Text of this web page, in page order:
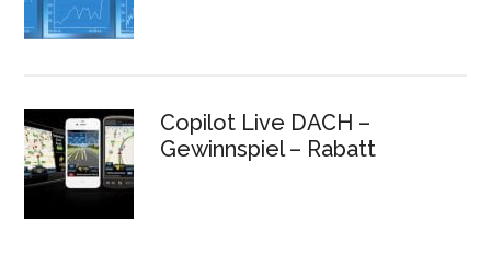
Copilot Live DACH –
Gewinnspiel – Rabatt